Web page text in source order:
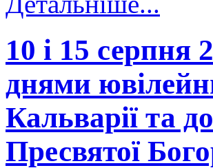
10 і 15 серпня
днями
Кальварії та
Пресвятої